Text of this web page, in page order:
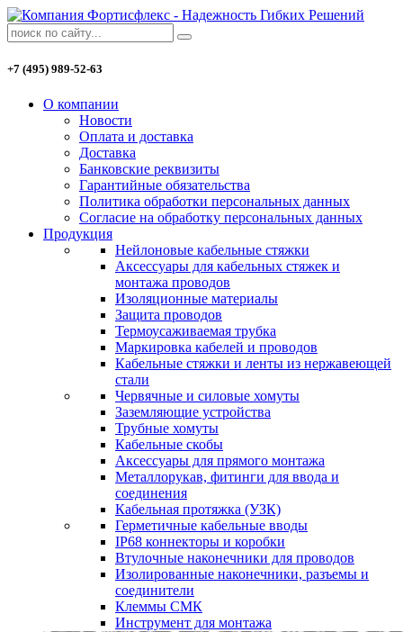
+7 (495) 989-52-63
О компании
Новости
Оплата и доставка
Доставка
Банковские реквизиты
Гарантийные обязательства
Политика обработки персональных данных
Согласие на обработку персональных данных
Продукция
Нейлоновые кабельные стяжки
Аксессуары для кабельных стяжек и
монтажа проводов
Изоляционные материалы
Защита проводов
Термоусаживаемая трубка
Маркировка кабелей и проводов
Кабельные стяжки и ленты из нержавеющей
стали
Червячные и силовые хомуты
Заземляющие устройства
Трубные хомуты
Кабельные скобы
Аксессуары для прямого монтажа
Металлорукав, фитинги для ввода и
соединения
Кабельная протяжка (УЗК)
Герметичные кабельные вводы
IP68 коннекторы и коробки
Втулочные наконечники для проводов
Изолированные наконечники, разъемы и
соединители
Клеммы СМК
Инструмент для монтажа